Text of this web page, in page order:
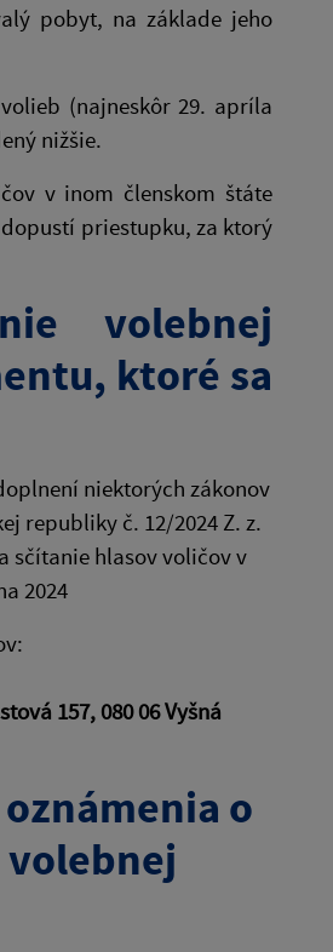
pobyt, na základe jeho
(najneskôr 29. apríla
nižšie.
v inom členskom štáte
priestupku, za ktorý
volebnej
ktoré sa
niektorých zákonov
republiky č. 12/2024 Z. z.
sčítanie hlasov voličov v
2024
157, 080 06 Vyšná
o